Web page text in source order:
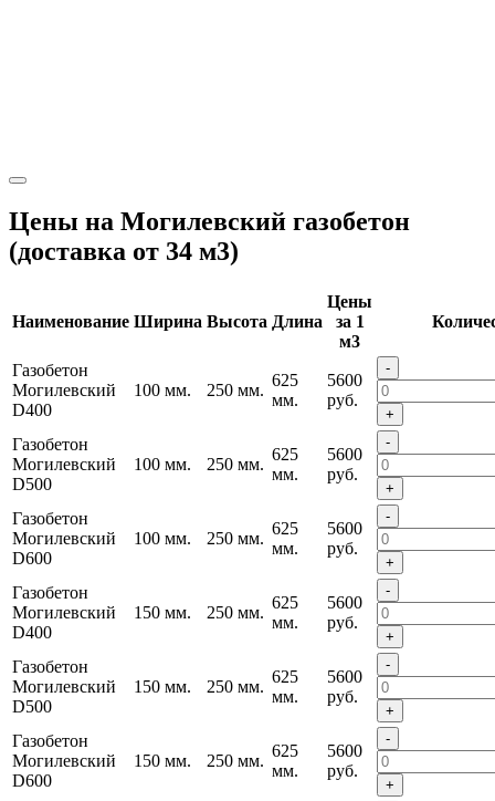
Цены на Могилевский газобетон
(доставка от 34 м3)
Наименование Ширина Высота Длина
Цены
за 1
м3
Газобетон
Могилевский
D400
100 мм. 250 мм.
625
мм.
5600
руб.
-
+
Газобетон
Могилевский
D500
100 мм. 250 мм.
625
мм.
5600
руб.
-
+
Газобетон
Могилевский
D600
100 мм. 250 мм.
625
мм.
5600
руб.
-
+
Газобетон
Могилевский
D400
150 мм. 250 мм.
625
мм.
5600
руб.
-
+
Газобетон
Могилевский
D500
150 мм. 250 мм.
625
мм.
5600
руб.
-
+
Газобетон
Могилевский
D600
150 мм. 250 мм.
625
мм.
5600
руб.
-
+